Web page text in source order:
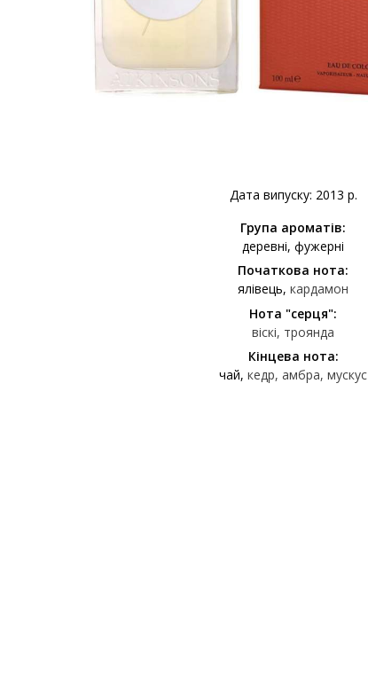
Дата випуску: 2013 р.
Група ароматів:
деревні фужерні
Початкова нота:
ялівець кардамон
Нота "серця":
віскі троянда
Кінцева нота:
чай кедр амбра мускус